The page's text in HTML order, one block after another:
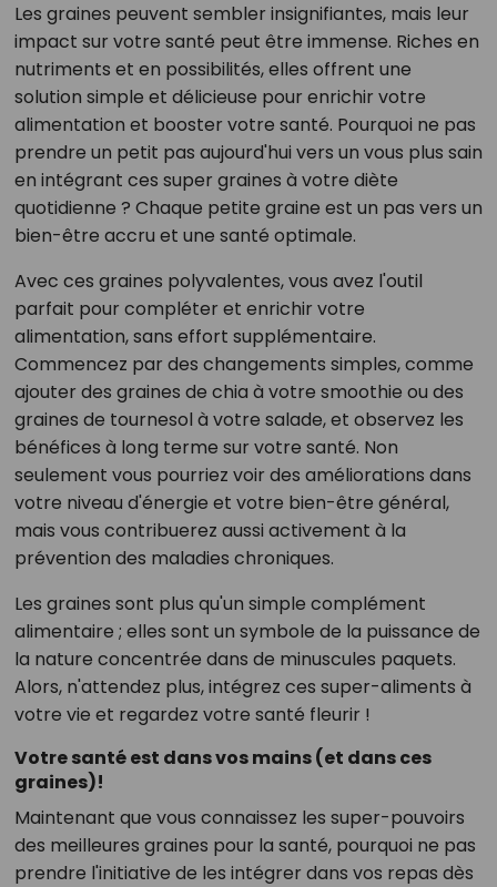
Les graines peuvent sembler insignifiantes, mais leur
impact sur votre santé peut être immense. Riches en
nutriments et en possibilités, elles offrent une
solution simple et délicieuse pour enrichir votre
alimentation et booster votre santé. Pourquoi ne pas
prendre un petit pas aujourd'hui vers un vous plus sain
en intégrant ces super graines à votre diète
quotidienne ? Chaque petite graine est un pas vers un
bien-être accru et une santé optimale.
Avec ces graines polyvalentes, vous avez l'outil
parfait pour compléter et enrichir votre
alimentation, sans effort supplémentaire.
Commencez par des changements simples, comme
ajouter des graines de chia à votre smoothie ou des
graines de tournesol à votre salade, et observez les
bénéfices à long terme sur votre santé. Non
seulement vous pourriez voir des améliorations dans
votre niveau d'énergie et votre bien-être général,
mais vous contribuerez aussi activement à la
prévention des maladies chroniques.
Les graines sont plus qu'un simple complément
alimentaire ; elles sont un symbole de la puissance de
la nature concentrée dans de minuscules paquets.
Alors, n'attendez plus, intégrez ces super-aliments à
votre vie et regardez votre santé fleurir !
Votre santé est dans vos mains (et dans ces
graines)!
Maintenant que vous connaissez les super-pouvoirs
des meilleures graines pour la santé, pourquoi ne pas
prendre l'initiative de les intégrer dans vos repas dès